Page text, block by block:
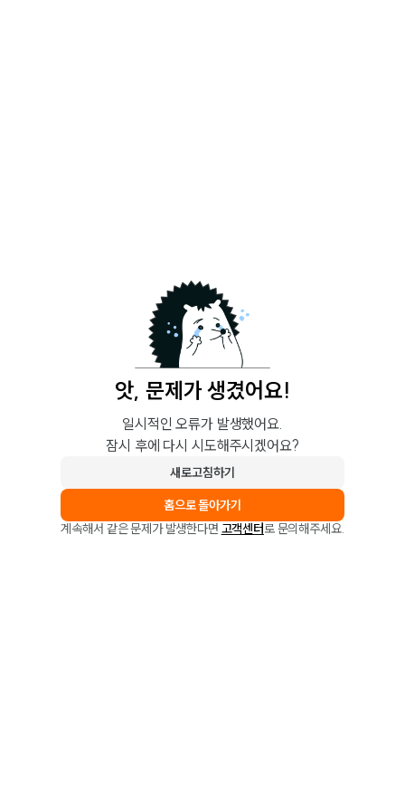
앗, 문제가 생겼어요!
일시적인 오류가 발생했어요.
잠시 후에 다시 시도해주시겠어요?
새로고침하기
홈으로 돌아가기
계속해서 같은 문제가 발생한다면 고객센터로 문의해주세요.